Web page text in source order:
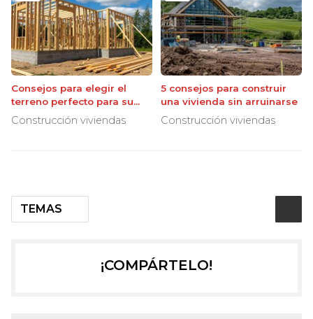
TEMAS
Consejos para elegir el
terreno perfecto para su
futura casa
Construcción viviendas
5 consejos para construir
una vivienda sin arruinarse
Construcción viviendas
¡COMPÁRTELO!